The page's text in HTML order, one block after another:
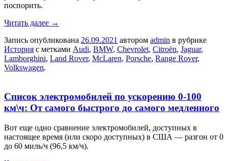
поспорить.
Читать далее →
Запись опубликована 26.09.2021 автором admin в рубрике
История с метками Audi, BMW, Chevrolet, Citroën, Jaguar,
Lamborghini, Land Rover, McLaren, Porsche, Range Rover,
Volkswagen.
Список электромобилей по ускорению 0-100
км\ч: От самого быстрого до самого медленного
Вот еще одно сравнение электромобилей, доступных в
настоящее время (или скоро доступных) в США — разгон от 0
до 60 миль/ч (96,5 км/ч).